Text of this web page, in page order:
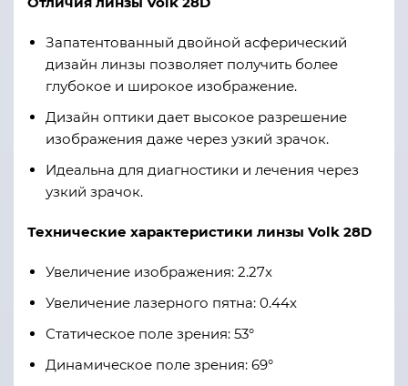
Запатентованный двойной асферический
дизайн линзы позволяет получить более
глубокое и широкое изображение.
Дизайн оптики дает высокое разрешение
изображения даже через узкий зрачок.
Идеальна для диагностики и лечения через
узкий зрачок.
Технические характеристики линзы Volk 28D
Увеличение изображения: 2.27x
Увеличение лазерного пятна: 0.44x
Статическое поле зрения: 53°
Динамическое поле зрения: 69°